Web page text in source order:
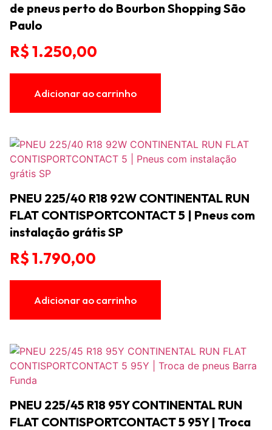
de pneus perto do Bourbon Shopping São
Paulo
R$1.250,00
Adicionar ao carrinho
PNEU 225/40 R18 92W CONTINENTAL RUN
FLAT CONTISPORTCONTACT 5 | Pneus com
instalação grátis SP
R$1.790,00
Adicionar ao carrinho
PNEU 225/45 R18 95Y CONTINENTAL RUN
FLAT CONTISPORTCONTACT 5 95Y | Troca